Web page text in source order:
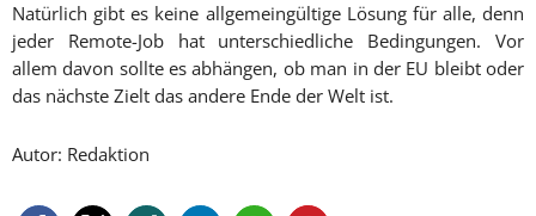
Natürlich gibt es keine allgemeingültige Lösung für alle, denn
jeder Remote-Job hat unterschiedliche Bedingungen. Vor
allem davon sollte es abhängen, ob man in der EU bleibt oder
das nächste Zielt das andere Ende der Welt ist.
Autor: Redaktion